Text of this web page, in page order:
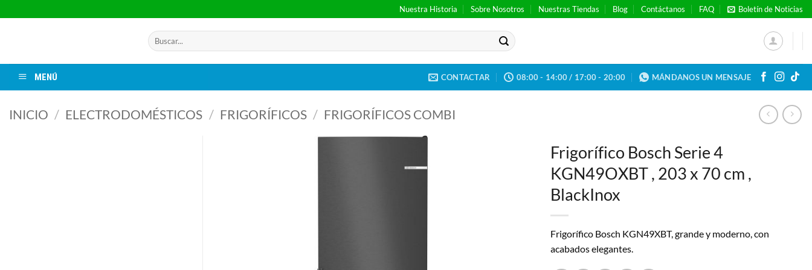
al
Nuestra Historia Sobre Nosotros Nuestras Tiendas Blog Contáctanos FAQ Boletín de Noticias
Buscar
por:
MENÚ CONTACTAR 08:00 - 14:00 / 17:00 - 20:00 MÁNDANOS UN MENSAJE
INICIO / ELECTRODOMÉSTICOS / FRIGORÍFICOS / FRIGORÍFICOS COMBI
Frigorífico Bosch Serie 4
KGN49OXBT , 203 x 70 cm ,
BlackInox
Frigorífico Bosch KGN49XBT, grande y moderno, con
acabados elegantes.